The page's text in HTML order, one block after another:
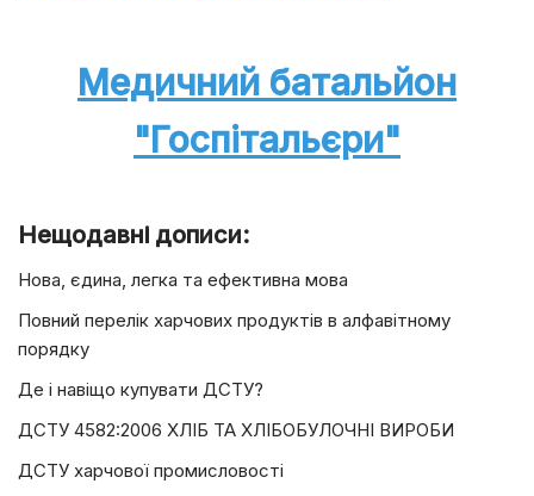
Медичний батальйон
"Госпітальєри"
Нещодавні дописи:
Нова, єдина, легка та ефективна мова
Повний перелік харчових продуктів в алфавітному
порядку
Де і навіщо купувати ДСТУ?
ДСТУ 4582:2006 ХЛІБ ТА ХЛІБОБУЛОЧНІ ВИРОБИ
ДСТУ харчової промисловості